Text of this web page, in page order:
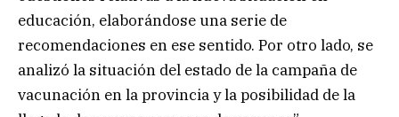
educación, elaborándose una serie de
recomendaciones en ese sentido. Por otro lado, se
analizó la situación del estado de la campaña de
vacunación en la provincia y la posibilidad de la